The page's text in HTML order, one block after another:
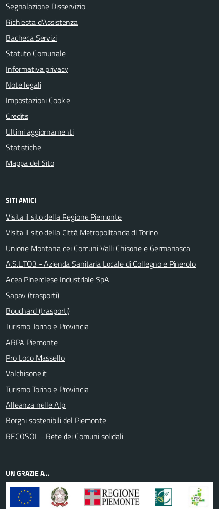
Segnalazione Disservizio
Richiesta d'Assistenza
Bacheca Servizi
Statuto Comunale
Informativa privacy
Note legali
Impostazioni Cookie
Credits
Ultimi aggiornamenti
Statistiche
Mappa del Sito
SITI AMICI
Visita il sito della Regione Piemonte
Visita il sito della Città Metropolitanda di Torino
Unione Montana dei Comuni Valli Chisone e Germanasca
A.S.L.TO3 - Azienda Sanitaria Locale di Collegno e Pinerolo
Acea Pinerolese Industriale SpA
Sapav (trasporti)
Bouchard (trasporti)
Turismo Torino e Provincia
ARPA Piemonte
Pro Loco Massello
Valchisone.it
Turismo Torino e Provincia
Alleanza nelle Alpi
Borghi sostenibili del Piemonte
RECOSOL - Rete dei Comuni solidali
UN GRAZIE A...